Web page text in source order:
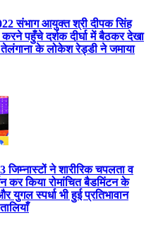
संभाग आयुक्त श्री दीपक सिंह
करने पहुँचे दर्शक दीर्घा में बैठकर देखा
के लोकेश रेड्डी ने जमाया
ने शारीरिक चपलता व
कर किया रोमांचित बैडमिंटन के
युगल स्पर्धा भी हुई प्रतिभावान